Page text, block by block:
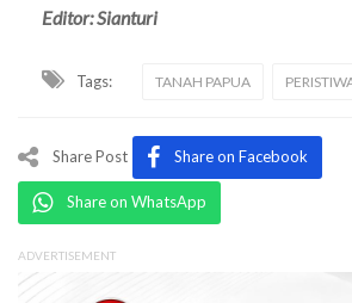
Editor: Sianturi
Tags: TANAH PAPUA
Share Post Share on Facebook
Share on WhatsApp
ADVERTISEMENT